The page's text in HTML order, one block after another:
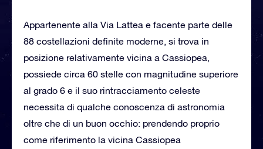
Appartenente alla Via Lattea e facente parte delle
88 costellazioni definite moderne, si trova in
posizione relativamente vicina a Cassiopea,
possiede circa 60 stelle con magnitudine superiore
al grado 6 e il suo rintracciamento celeste
necessita di qualche conoscenza di astronomia
oltre che di un buon occhio: prendendo proprio
come riferimento la vicina Cassiopea